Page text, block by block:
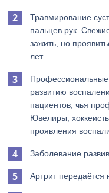
Травмирование
пальцев рук.
зажить, но
лет.
Профессиональные
развитию
пациентов, чья
Ювелиры,
проявления
Заболевание
Артрит передаётся